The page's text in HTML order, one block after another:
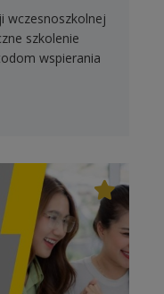
wczesnoszkolnej
szkolenie
wspierania